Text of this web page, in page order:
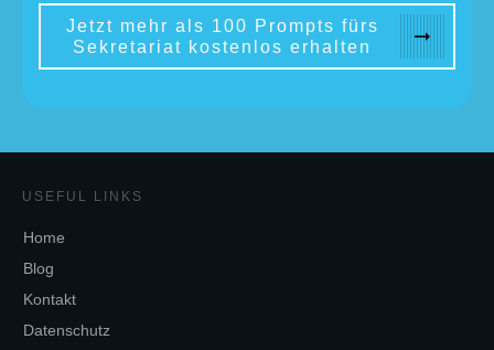
Jetzt mehr als 100 Prompts fürs
Sekretariat kostenlos erhalten
USEFUL LINKS
Home
Blog
Kontakt
Datenschutz